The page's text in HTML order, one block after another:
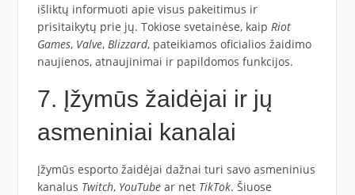
išliktų informuoti apie visus pakeitimus ir
prisitaikytų prie jų. Tokiose svetainėse, kaip Riot
Games, Valve, Blizzard, pateikiamos oficialios žaidimo
naujienos, atnaujinimai ir papildomos funkcijos.
7. Įžymūs žaidėjai ir jų
asmeniniai kanalai
Įžymūs esporto žaidėjai dažnai turi savo asmeninius
kanalus Twitch, YouTubear net TikTok. Šiuose